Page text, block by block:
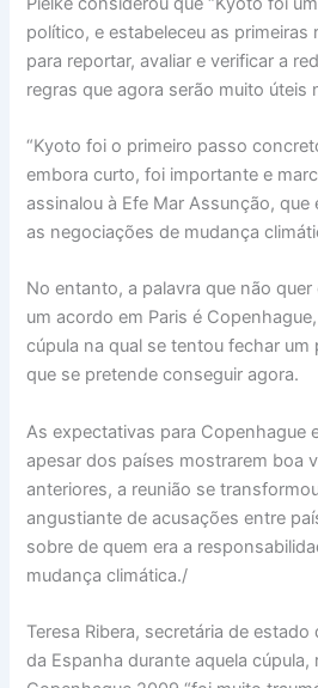
político, e estabeleceu as primeiras
para reportar, avaliar e verificar a
regras que agora serão muito úteis
“Kyoto foi o primeiro passo
embora curto, foi importante e
assinalou à Efe Mar Assunção,
as negociações de mudança
No entanto, a palavra que não
um acordo em Paris é
cúpula na qual se tentou fechar um
que se pretende conseguir agora.
As expectativas para Copenhague
apesar dos países mostrarem boa
anteriores, a reunião se
angustiante de acusações entre
sobre de quem era a
mudança climática./
Teresa Ribera, secretária de
da Espanha durante aquela cúpula,